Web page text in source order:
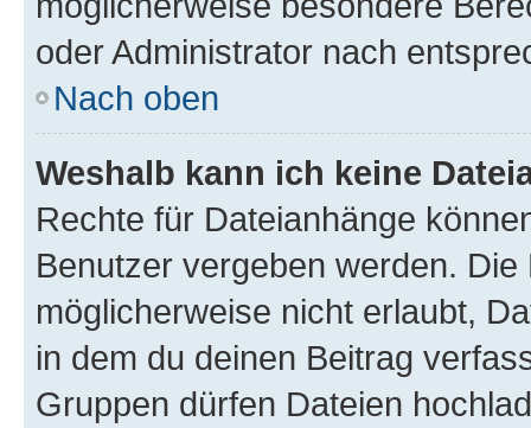
oder Administrator nach
Nach oben
Weshalb kann ich keine
Rechte für Dateianhänge
Benutzer vergeben werden.
möglicherweise nicht erlaubt,
in dem du deinen Beitrag
Gruppen dürfen Dateien